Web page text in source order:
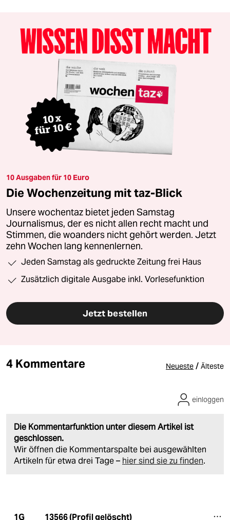
10 Ausgaben für 10 Euro
Die Wochenzeitung mit taz-Blick
Unsere wochentaz bietet jeden Samstag
Journalismus, der es nicht allen recht macht und
Stimmen, die woanders nicht gehört werden. Jetzt
zehn Wochen lang kennenlernen.
Jeden Samstag als gedruckte Zeitung frei Haus
Zusätzlich digitale Ausgabe inkl. Vorlesefunktion
Jetzt bestellen
4 Kommentare Neueste / Älteste
Die Kommentarfunktion unter diesem Artikel ist
geschlossen.
Wir öffnen die Kommentarspalte bei ausgewählten
Artikeln für etwa drei Tage – hier sind sie zu finden.
einloggen
1G 13566 (Profil gelöscht)